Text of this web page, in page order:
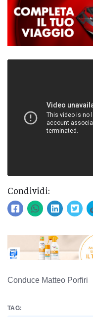
Condividi:
Conduce Matteo Porfiri
TAG: